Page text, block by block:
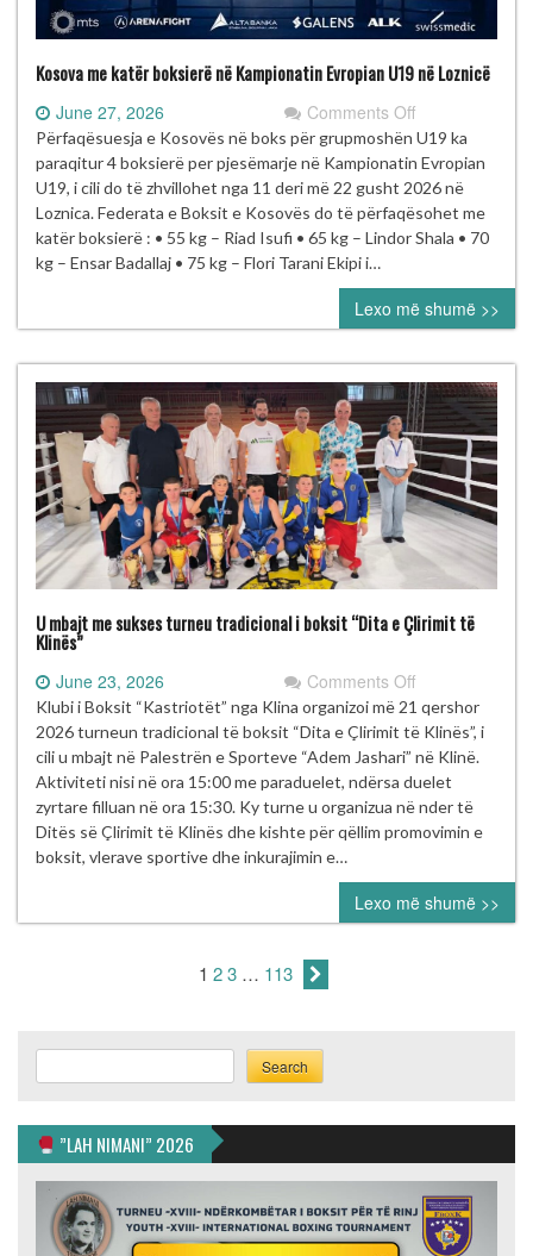
Kosova me katër boksierë në Kampionatin Evropian U19 në Loznicë
June 27, 2026 Comments Offon
Kosova
me
katër
boksierë
në
Evropian
U19
në
Loznicë
Përfaqësuesja e Kosovës në boks për grupmoshën U19 ka
paraqitur 4 boksierë per pjesëmarje në Kampionatin Evropian
U19, i cili do të zhvillohet nga 11 deri më 22 gusht 2026 në
Loznica. Federata e Boksit e Kosovës do të përfaqësohet me
katër boksierë : • 55 kg – Riad Isufi • 65 kg – Lindor Shala • 70
kg – Ensar Badallaj • 75 kg – Flori Tarani Ekipi i…
Lexo më shumë >>
U mbajt me sukses turneu tradicional i boksit “Dita e Çlirimit të
Klinës”
June 23, 2026 Comments Offon
U
mbajt
me
sukses
turneu
tradicional
boksit
“Dita
e
Klubi i Boksit “Kastriotët” nga Klina organizoi më 21 qershor
2026 turneun tradicional të boksit “Dita e Çlirimit të Klinës”, i
cili u mbajt në Palestrën e Sporteve “Adem Jashari” në Klinë.
Aktiviteti nisi në ora 15:00 me paraduelet, ndërsa duelet
zyrtare filluan në ora 15:30. Ky turne u organizua në nder të
Ditës së Çlirimit të Klinës dhe kishte për qëllim promovimin e
boksit, vlerave sportive dhe inkurajimin e…
Lexo më shumë >>
1 23 … 113
Search Search
”LAH NIMANI” 2026